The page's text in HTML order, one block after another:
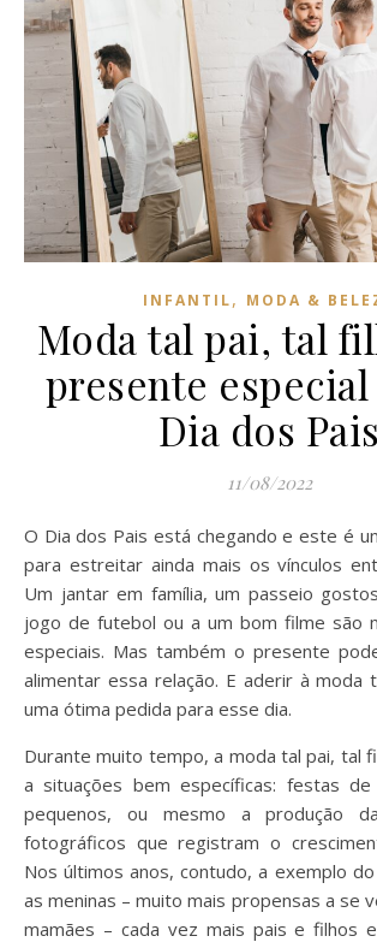
INFANTIL, MODA &
Moda tal pai, tal
presente especial
Dia dos Pais
11/08/2022
O Dia dos Pais está chegando e este é um bom momento
para estreitar ainda mais os vínculos
Um jantar em família, um passeio
jogo de futebol ou a um bom filme são
especiais. Mas também o presente
alimentar essa relação. E aderir à moda
uma ótima pedida para esse dia.
Durante muito tempo, a moda tal pai, tal
a situações bem específicas: festas
pequenos, ou mesmo a produção
fotográficos que registram o
Nos últimos anos, contudo, a exemplo
as meninas – muito mais propensas a se
mamães – cada vez mais pais e filhos